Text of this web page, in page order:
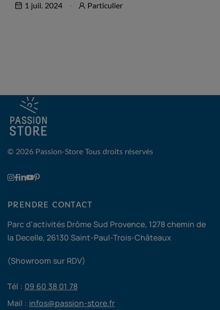
1 juil. 2024 Particulier
© 2026 Passion-Store Tous droits réservés
PRENDRE CONTACT
Parc d'activités Drôme Sud Provence, 1278 chemin de
la Decelle, 26130 Saint-Paul-Trois-Châteaux
(Showroom sur RDV)
Tél : 09 60 38 01 78
Mail : infos@passion-store.fr